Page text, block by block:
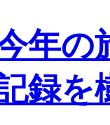
年の
録を